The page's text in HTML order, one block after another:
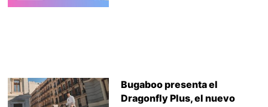
Bugaboo presenta el
Dragonfly Plus, el nuevo